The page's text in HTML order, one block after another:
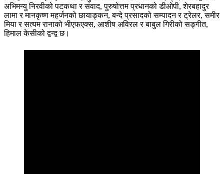
अभिमन्यु निरवीको पटकथा र संवाद, पुरुषोत्तम प्रधानको डीओपी, शेरबहादुर
लामा र मानकृष्ण महर्जनको छायाङ्कन, बन्दे प्रसादको सम्पादन र ट्रेलर, समीर
मिया र सत्यम रानाको भीएफएक्स, आशीष अविरल र बाबुल गिरीको सङ्गीत,
हिमाल केसीको द्वन्द्व छ।